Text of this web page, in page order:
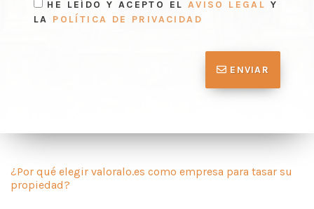
HE LEÍDO Y ACEPTO EL AVISO LEGAL Y
LA POLÍTICA DE PRIVACIDAD
ENVIAR
¿Por qué elegir valoralo.es como empresa para tasar su
propiedad?